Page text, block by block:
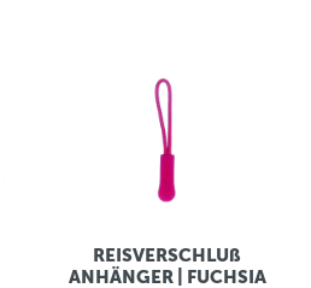
REISVERSCHLUß
ANHÄNGER | FUCHSIA